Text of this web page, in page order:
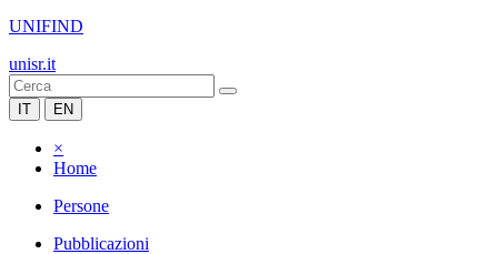
UNIFIND
unisr.it
IT EN
×
Home
Persone
Pubblicazioni